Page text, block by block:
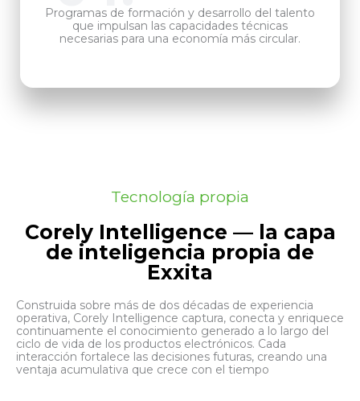
Programas de formación y desarrollo del talento
que impulsan las capacidades técnicas
necesarias para una economía más circular.
Tecnología propia
Corely Intelligence — la capa
de inteligencia propia de
Exxita
Construida sobre más de dos décadas de experiencia
operativa, Corely Intelligence captura, conecta y enriquece
continuamente el conocimiento generado a lo largo del
ciclo de vida de los productos electrónicos. Cada
interacción fortalece las decisiones futuras, creando una
ventaja acumulativa que crece con el tiempo